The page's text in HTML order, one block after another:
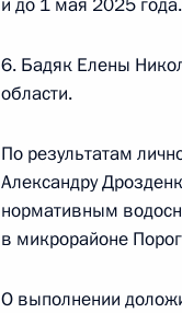
Исполнено
видео-конференц-
Управления
Алексеем
граждан в
6. Бадяк Елены
области.
По результатам
Александру
нормативным
в микрорайоне
О выполнении